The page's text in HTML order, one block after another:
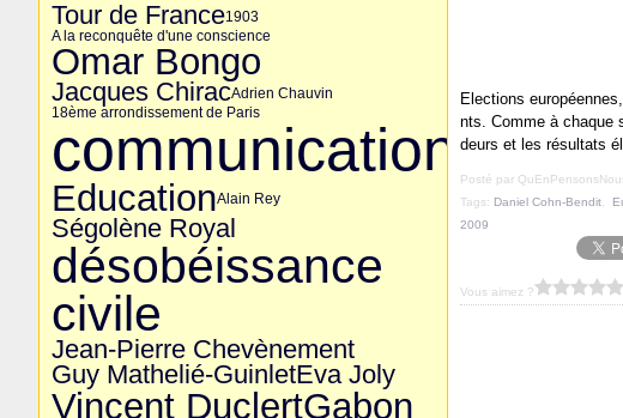
Tour de France1903
A la reconquête d'une conscience
Omar Bongo
Jacques ChiracAdrien Chauvin
18ème arrondissement de Paris
communication
EducationAlain Rey
Ségolène Royal
désobéissance
civile
Jean-Pierre Chevènement
Guy Mathelié-GuinletEva Joly
Vincent DuclertGabon
Elections
nts. Comme à chaque
deurs et les résultats
Posté par
Tags: Daniel Cohn-Bendit
2009
Vous aimez ?